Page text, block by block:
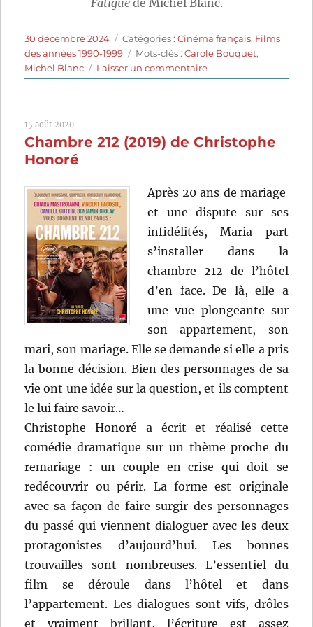
Publié
le
30 décembre 2024 Catégories
Catégories :Cinéma français, Films
des années 1990-1999
Étiquettes
Mots-clés :Carole Bouquet,
Michel Blanc
Laisser un commentairesur
Grosse
Michel
15 août 2020
Chambre 212 (2019) de Christophe
Honoré
Après 20 ans de mariage
et une dispute sur ses
infidélités, Maria part
s’installer dans la
chambre 212 de l’hôtel
d’en face. De là, elle a
une vue plongeante sur
son appartement, son
mari, son mariage. Elle se demande si elle a pris
la bonne décision. Bien des personnages de sa
vie ont une idée sur la question, et ils comptent
le lui faire savoir…
Christophe Honoré a écrit et réalisé cette
comédie dramatique sur un thème proche du
remariage : un couple en crise qui doit se
redécouvrir ou périr. La forme est originale
avec sa façon de faire surgir des personnages
du passé qui viennent dialoguer avec les deux
protagonistes d’aujourd’hui. Les bonnes
trouvailles sont nombreuses. L’essentiel du
film se déroule dans l’hôtel et dans
l’appartement. Les dialogues sont vifs, drôles
et vraiment brillant, l’écriture est assez